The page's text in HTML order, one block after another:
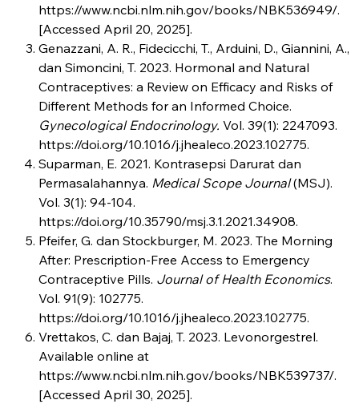
https://www.ncbi.nlm.nih.gov/books/NBK536949/.
[Accessed April 20, 2025].
Genazzani, A. R., Fidecicchi, T., Arduini, D., Giannini, A.,
dan Simoncini, T. 2023. Hormonal and Natural
Contraceptives: a Review on Efficacy and Risks of
Different Methods for an Informed Choice.
Gynecological Endocrinology. Vol. 39(1): 2247093.
https://doi.org/10.1016/j.jhealeco.2023.102775.
Suparman, E. 2021. Kontrasepsi Darurat dan
Permasalahannya. Medical Scope Journal(MSJ).
Vol. 3(1): 94-104.
https://doi.org/10.35790/msj.3.1.2021.34908.
Pfeifer, G. dan Stockburger, M. 2023. The Morning
After: Prescription-Free Access to Emergency
Contraceptive Pills. Journal of Health Economics.
Vol. 91(9): 102775.
https://doi.org/10.1016/j.jhealeco.2023.102775.
Vrettakos, C. dan Bajaj, T. 2023. Levonorgestrel.
Available online at
https://www.ncbi.nlm.nih.gov/books/NBK539737/.
[Accessed April 30, 2025].